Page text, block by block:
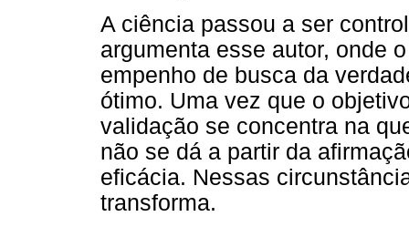
A ciência passou a ser
argumenta esse autor, onde
empenho de busca da
ótimo. Uma vez que o
validação se concentra na
não se dá a partir da
eficácia. Nessas
transforma.